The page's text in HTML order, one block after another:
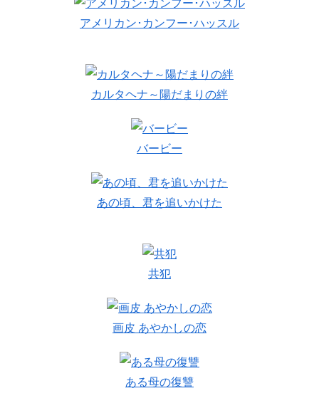
アメリカン･カンフー･ハッスル
カルタヘナ～陽だまりの絆
バービー
あの頃、君を追いかけた
共犯
画皮 あやかしの恋
ある母の復讐